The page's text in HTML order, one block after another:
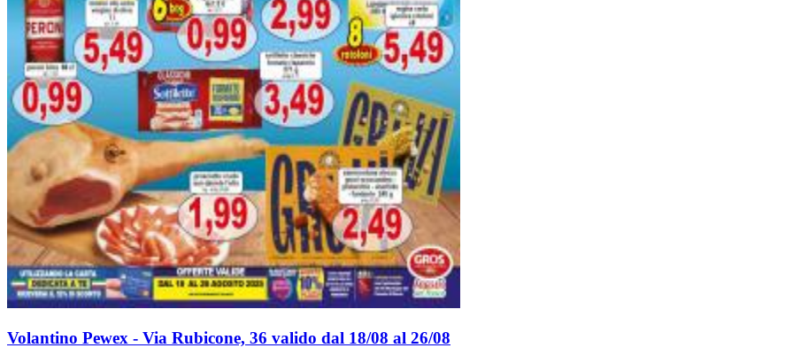
Volantino Pewex - Via Rubicone, 36 valido dal 18/08 al 26/08